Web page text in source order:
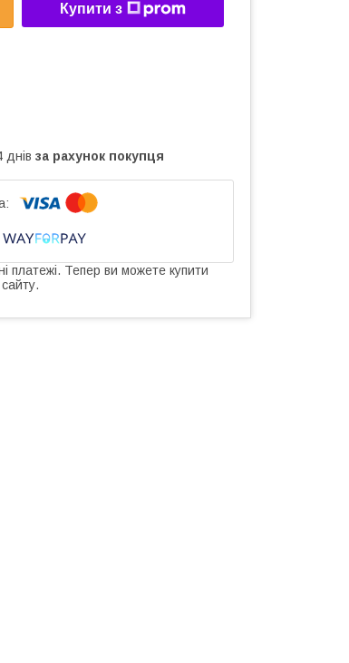
Купити з
днів за рахунок покупця
платежі. Тепер ви можете купити